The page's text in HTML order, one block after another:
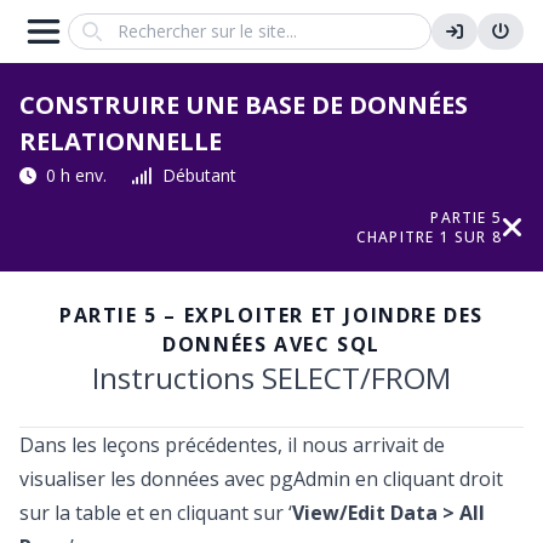
Search
CONSTRUIRE UNE BASE DE DONNÉES
RELATIONNELLE
0 h env. Débutant
PARTIE 5
CHAPITRE 1 SUR 8
PARTIE 5 – EXPLOITER ET JOINDRE DES
DONNÉES AVEC SQL
Instructions SELECT/FROM
Dans les leçons précédentes, il nous arrivait de
visualiser les données avec pgAdmin en cliquant droit
sur la table et en cliquant sur ‘View/Edit Data > All